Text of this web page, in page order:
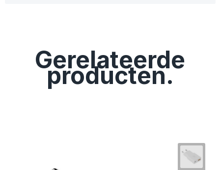
Gerelateerde
producten.